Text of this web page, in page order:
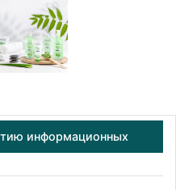
информационных